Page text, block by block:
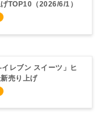
TOP10（2026/6/1）
レブン スイーツ」ヒ
売り上げ